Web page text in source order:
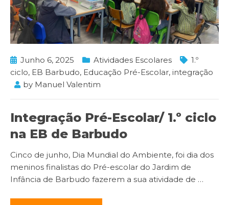
Junho 6, 2025 Atividades Escolares
1.º
ciclo, EB Barbudo, Educação Pré-Escolar, integração
by Manuel Valentim
Integração Pré-Escolar/ 1.º ciclo
na EB de Barbudo
Cinco de junho, Dia Mundial do Ambiente, foi dia dos
meninos finalistas do Pré-escolar do Jardim de
Infância de Barbudo fazerem a sua atividade de …